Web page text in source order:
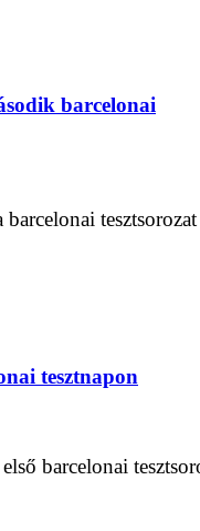
barcelonai
tesztsorozat
tesztnapon
barcelonai